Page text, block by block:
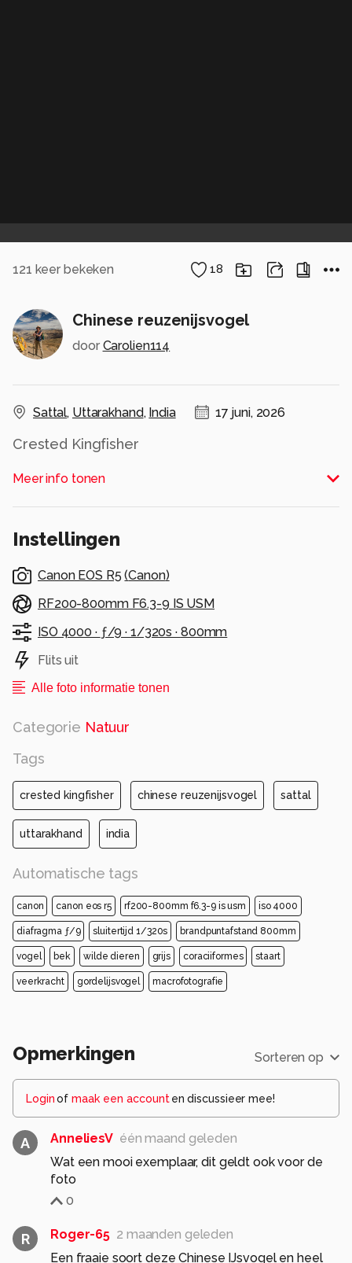
121 keer bekeken 18
Chinese reuzenijsvogel
door Carolien114
Sattal, Uttarakhand, India 17 juni, 2026
Crested Kingfisher
Alle rechten voorbehouden
Meer info tonen
Instellingen
Canon EOS R5 (Canon)
RF200-800mm F6.3-9 IS USM
ISO 4000 · ƒ/9 · 1/320s · 800mm
Flits uit
Alle foto informatie tonen
Categorie Natuur
Tags
crested kingfisher chinese reuzenijsvogel sattal
uttarakhand india
Automatische tags
canon canon eos r5 rf200-800mm f6.3-9 is usm iso 4000
diafragma ƒ/9 sluitertijd 1/320s brandpuntafstand 800mm
vogel bek wilde dieren grijs coraciiformes staart
veerkracht gordelijsvogel macrofotografie
Opmerkingen Sorteren op
Loginof maak een account en discussieer mee!
A AnneliesV één maand geleden
Wat een mooi exemplaar, dit geldt ook voor de
foto
0
R Roger-65 2 maanden geleden
Een fraaie soort deze Chinese IJsvogel en heel